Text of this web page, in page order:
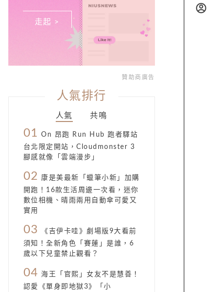
走起 >
贊助商廣告
人氣排行
人氣 共鳴
01 On 昂跑 Run Hub 跑者驛站
台北限定開站，Cloudmonster 3
腳感就像「雲端漫步」
02
康是美最新「蠟筆小新」加購
開跑！16款生活周邊一次看，迷你
數位相機、晴雨兩用自動傘可愛又
實用
03
《吉伊卡哇》劇場版9大看前
須知！全新角色「賽蓮」是誰，6
歲以下兒童禁止觀看？
04 海王「官熙」女友不是慧善！
認愛《單身即地獄3》「小